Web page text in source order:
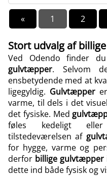
« 1 2
Stort udvalg af
Ved Odendo finder
gulvtæpper. Selvom
ensbetydende med at
ligegyldig. Gulvtæpper
varme, til dels i det
det fysiske. Med
føles kedeligt
tilstedeværelsen af
for hygge, varme og
derfor billige gulvtæpper
dette ind både fysisk og